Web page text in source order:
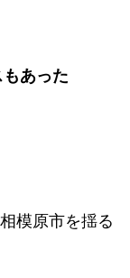
もあった
模原市を揺る